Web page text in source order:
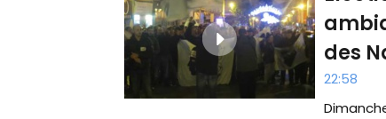
des
22:58